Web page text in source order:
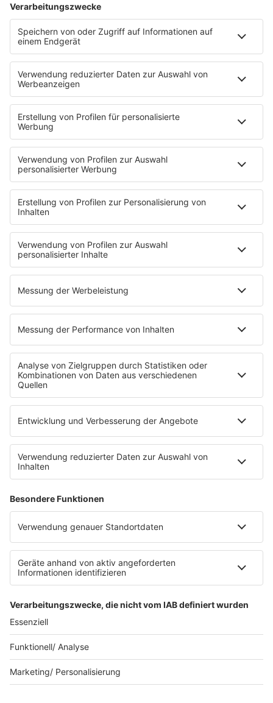
Aktuelles
Zum Nachhören
Nachrichten
Wetter
Blitzer & Verkehr
Programmübersicht
Team
Podcasts
Access All Areas
delta Backstage
Jahrhundertgeschichten
Mein delta radio
App
DAB+
Empfang
Jobs & Praktika
Service
Datenschutz
Datenschutzeinstellungen
Impressum
Nutzungsbedingungen
Stromvergleich
Werbung buchen
Moderatoren buchen